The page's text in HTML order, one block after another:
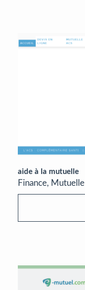
aide à la mutuelle
Finance, Mutuelle